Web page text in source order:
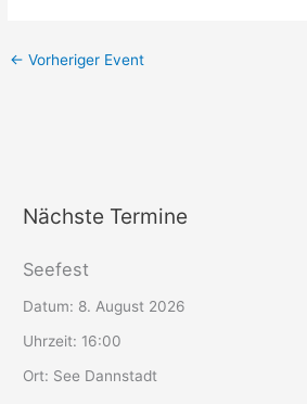
← Vorheriger Event
Nächste Termine
Seefest
Datum: 8. August 2026
Uhrzeit: 16:00
Ort: See Dannstadt